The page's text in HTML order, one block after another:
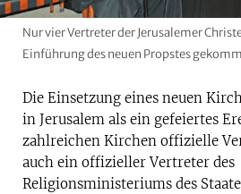
Nur vier Vertreter der Jerusalemer
Einführung des neuen Propstes
Die Einsetzung eines neuen
in Jerusalem als ein gefeiertes
zahlreichen Kirchen offizielle
auch ein offizieller Vertreter des
Religionsministeriums des